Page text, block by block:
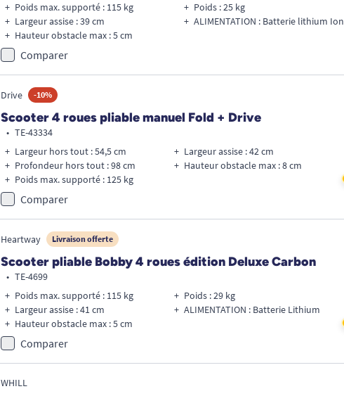
Poids max. supporté : 115 kg
Largeur assise : 39 cm
Hauteur obstacle max : 5 cm
Poids : 25 kg
ALIMENTATION : Batterie lithium Ion
Comparer
Drive -10%
Scooter 4 roues pliable manuel Fold + Drive
• TE-43334
Largeur hors tout : 54,5 cm
Profondeur hors tout : 98 cm
Poids max. supporté : 125 kg
Largeur assise : 42 cm
Hauteur obstacle max : 8 cm
Comparer
Heartway Livraison offerte
Scooter pliable Bobby 4 roues édition Deluxe Carbon
• TE-4699
Poids max. supporté : 115 kg
Largeur assise : 41 cm
Hauteur obstacle max : 5 cm
Poids : 29 kg
ALIMENTATION : Batterie Lithium
Comparer
WHILL